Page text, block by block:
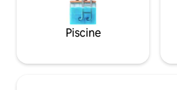
Piscine